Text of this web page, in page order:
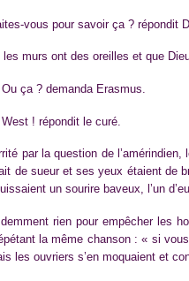
vous pour savoir ça ? répondit
les murs ont des oreilles et que
ça ? demanda Erasmus.
! répondit le curé.
par la question de
de sueur et ses yeux étaient de
un sourire baveux, l’un
rien pour empêcher les
la même chanson : « si
les ouvriers s’en moquaient et